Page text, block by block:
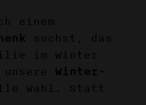
einem
suchst, das
im Winter
Winter-
Wahl. Statt